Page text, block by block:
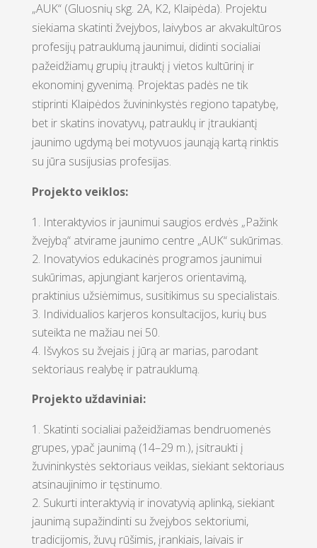
„AUK“ (Gluosnių skg. 2A, K2, Klaipėda). Projektu
siekiama skatinti žvejybos, laivybos ar akvakultūros
profesijų patrauklumą jaunimui, didinti socialiai
pažeidžiamų grupių įtrauktį į vietos kultūrinį ir
ekonominį gyvenimą. Projektas padės ne tik
stiprinti Klaipėdos žuvininkystės regiono tapatybę,
bet ir skatins inovatyvų, patrauklų ir įtraukiantį
jaunimo ugdymą bei motyvuos jaunąją kartą rinktis
su jūra susijusias profesijas.
Projekto veiklos:
Interaktyvios ir jaunimui saugios erdvės „Pažink
žvejybą“ atvirame jaunimo centre „AUK“ sukūrimas.
Inovatyvios edukacinės programos jaunimui
sukūrimas, apjungiant karjeros orientavimą,
praktinius užsiėmimus, susitikimus su specialistais.
Individualios karjeros konsultacijos, kurių bus
suteikta ne mažiau nei 50.
Išvykos su žvejais į jūrą ar marias, parodant
sektoriaus realybę ir patrauklumą.
Projekto uždaviniai:
Skatinti socialiai pažeidžiamas bendruomenės
grupes, ypač jaunimą (14–29 m.), įsitraukti į
žuvininkystės sektoriaus veiklas, siekiant sektoriaus
atsinaujinimo ir tęstinumo.
Sukurti interaktyvią ir inovatyvią aplinką, siekiant
jaunimą supažindinti su žvejybos sektoriumi,
tradicijomis, žuvų rūšimis, įrankiais, laivais ir